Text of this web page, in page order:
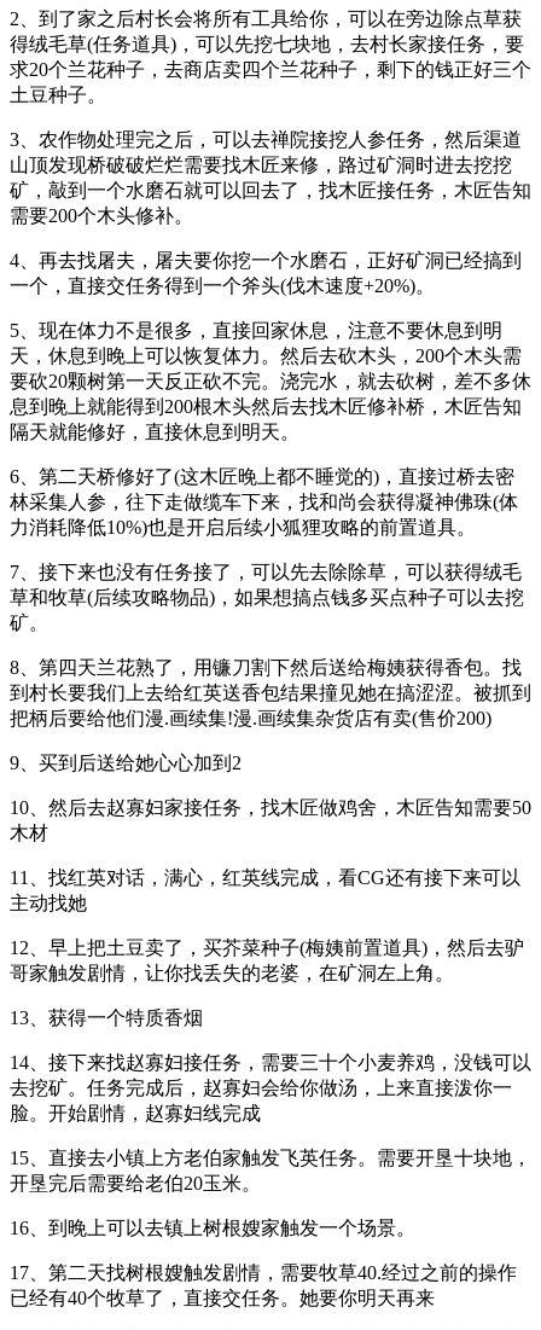
2、到了家之后村长会将所有工具给你，可以在旁边除点草获
得绒毛草(任务道具)，可以先挖七块地，去村长家接任务，要
求20个兰花种子，去商店卖四个兰花种子，剩下的钱正好三个
土豆种子。
3、农作物处理完之后，可以去禅院接挖人参任务，然后渠道
山顶发现桥破破烂烂需要找木匠来修，路过矿洞时进去挖挖
矿，敲到一个水磨石就可以回去了，找木匠接任务，木匠告知
需要200个木头修补。
4、再去找屠夫，屠夫要你挖一个水磨石，正好矿洞已经搞到
一个，直接交任务得到一个斧头(伐木速度+20%)。
5、现在体力不是很多，直接回家休息，注意不要休息到明
天，休息到晚上可以恢复体力。然后去砍木头，200个木头需
要砍20颗树第一天反正砍不完。浇完水，就去砍树，差不多休
息到晚上就能得到200根木头然后去找木匠修补桥，木匠告知
隔天就能修好，直接休息到明天。
6、第二天桥修好了(这木匠晚上都不睡觉的)，直接过桥去密
林采集人参，往下走做缆车下来，找和尚会获得凝神佛珠(体
力消耗降低10%)也是开启后续小狐狸攻略的前置道具。
7、接下来也没有任务接了，可以先去除除草，可以获得绒毛
草和牧草(后续攻略物品)，如果想搞点钱多买点种子可以去挖
矿。
8、第四天兰花熟了，用镰刀割下然后送给梅姨获得香包。找
到村长要我们上去给红英送香包结果撞见她在搞涩涩。被抓到
把柄后要给他们漫.画续集!漫.画续集杂货店有卖(售价200)
9、买到后送给她心心加到2
10、然后去赵寡妇家接任务，找木匠做鸡舍，木匠告知需要50
木材
11、找红英对话，满心，红英线完成，看CG还有接下来可以
主动找她
12、早上把土豆卖了，买芥菜种子(梅姨前置道具)，然后去驴
哥家触发剧情，让你找丢失的老婆，在矿洞左上角。
13、获得一个特质香烟
14、接下来找赵寡妇接任务，需要三十个小麦养鸡，没钱可以
去挖矿。任务完成后，赵寡妇会给你做汤，上来直接泼你一
脸。开始剧情，赵寡妇线完成
15、直接去小镇上方老伯家触发飞英任务。需要开垦十块地，
开垦完后需要给老伯20玉米。
16、到晚上可以去镇上树根嫂家触发一个场景。
17、第二天找树根嫂触发剧情，需要牧草40.经过之前的操作
已经有40个牧草了，直接交任务。她要你明天再来